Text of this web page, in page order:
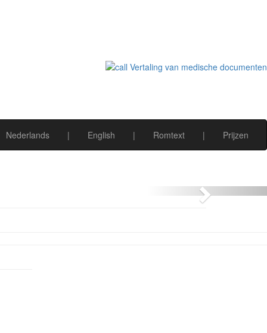
Nederlands | English | Romtext | Prijzen
Next